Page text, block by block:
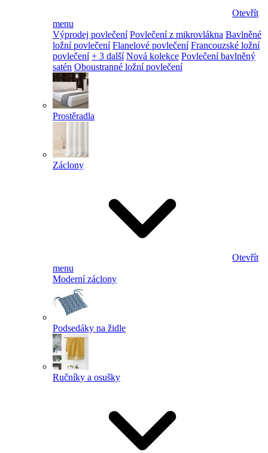
Otevřít
menu
Výprodej povlečení Povlečení z mikrovlákna Bavlněné
ložní povlečení Flanelové povlečení Francouzské ložní
povlečení + 3 další Nová kolekce Povlečení bavlněný
satén Oboustranné ložní povlečení
Prostěradla
Záclony
Otevřít
menu
Moderní záclony
Podsedáky na židle
Ručníky a osušky